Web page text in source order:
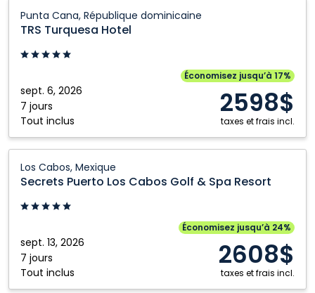
Punta Cana, République dominicaine
TRS Turquesa Hotel
sept. 6, 2026
7 jours
Tout inclus
Économisez jusqu’à 17%
2598$
taxes et frais incl.
Turquesa
Hotel:
Punta
République
dominicaine
Los Cabos, Mexique
Secrets Puerto Los Cabos Golf & Spa Resort
sept. 13, 2026
7 jours
Tout inclus
Économisez jusqu’à 24%
2608$
taxes et frais incl.
Puerto
Los
Cabos
Spa
Resort: